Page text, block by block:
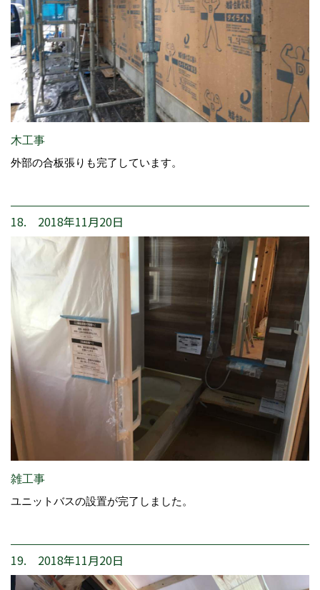
木工事
外部の合板張りも完了しています。
18. 2018年11月20日
雑工事
ユニットバスの設置が完了しました。
19. 2018年11月20日